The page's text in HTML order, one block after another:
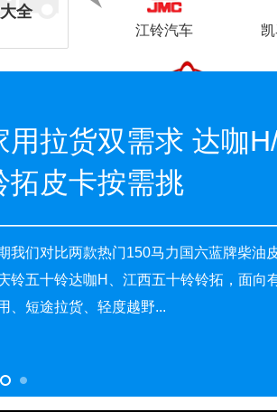
大全
江铃汽车
图片长安跨越
报价
图片
用拉货双需求 达咖
拓皮卡按需挑
我们对比两款热门150马力国六蓝牌柴油
铃五十铃达咖H、江西五十铃铃拓，面向
、短途拉货、轻度越野...